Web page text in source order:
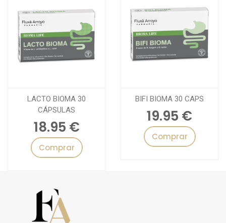
LACTO BIOMA 30
CÁPSULAS
18.95 €
Comprar
BIFI BIOMA 30 CAPS
19.95 €
Comprar